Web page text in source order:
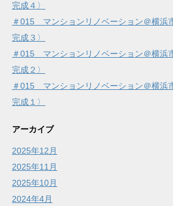
完成４〉
＃015 マンションリノベーション＠横浜
完成３〉
＃015 マンションリノベーション＠横浜
完成２〉
＃015 マンションリノベーション＠横浜
完成１〉
アーカイブ
2025年12月
2025年11月
2025年10月
2024年4月